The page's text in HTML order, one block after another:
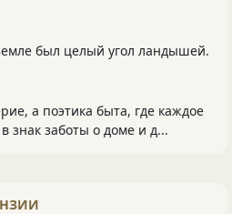
был целый угол ландышей.
а поэтика быта, где каждое
знак заботы о доме и д...